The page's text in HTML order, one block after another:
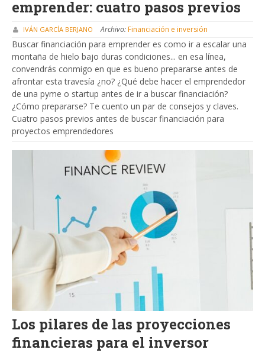
emprender: cuatro pasos previos
IVÁN GARCÍA BERJANO Archivo:Financiación e inversión
Buscar financiación para emprender es como ir a escalar una
montaña de hielo bajo duras condiciones... en esa línea,
convendrás conmigo en que es bueno prepararse antes de
afrontar esta travesía ¿no? ¿Qué debe hacer el emprendedor
de una pyme o startup antes de ir a buscar financiación?
¿Cómo prepararse? Te cuento un par de consejos y claves.
Cuatro pasos previos antes de buscar financiación para
proyectos emprendedores
Los pilares de las proyecciones
financieras para el inversor